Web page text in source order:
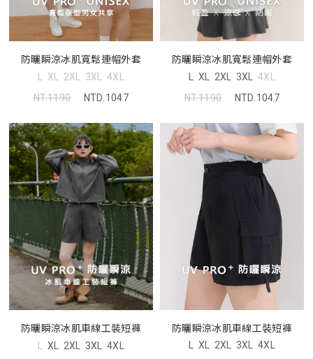
防曬瞬涼冰肌寬鬆連帽外套
L XL 2XL 3XL 4XL
NT.1190
NTD.1047
防曬瞬涼冰肌寬鬆連帽外套
L XL 2XL 3XL 4XL
NT.1190
NTD.1047
防曬瞬涼冰肌車線工裝短褲
L XL 2XL 3XL 4XL
防曬瞬涼冰肌車線工裝短褲
L XL 2XL 3XL 4XL